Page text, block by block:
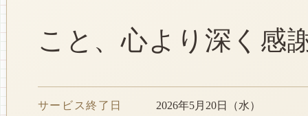
こと、心より深く感
サービス終了日 2026年5月20日（水）